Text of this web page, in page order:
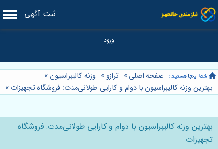
ثبت آگهی
صفحه اصلی » ترازو » وزنه کالیبراسیون »
بهترین وزنه کالیبراسیون با دوام و کارایی طولانی‌مدت: فروشگاه تجهیزات »
بهترین وزنه کالیبراسیون با دوام و کارایی طولانی‌مدت: فروشگاه
تجهیزات